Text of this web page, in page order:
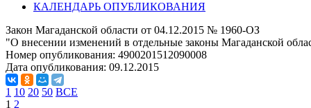
КАЛЕНДАРЬ ОПУБЛИКОВАНИЯ
Закон Магаданской области от 04.12.2015 № 1960-ОЗ
"О внесении изменений в отдельные законы Магаданской
Номер опубликования: 4900201512090008
Дата опубликования: 09.12.2015
1 10 20 50 ВСЕ
1 2